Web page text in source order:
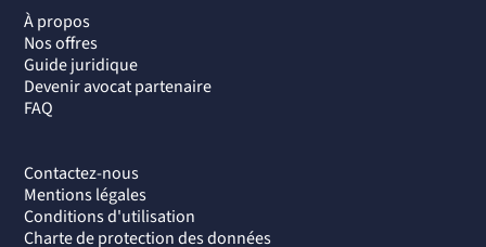
À propos
Nos offres
Guide juridique
Devenir avocat partenaire
FAQ
Contactez-nous
Mentions légales
Conditions d'utilisation
Charte de protection des données